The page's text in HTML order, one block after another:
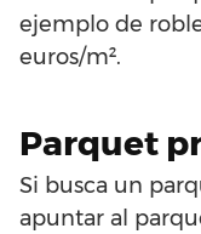
ejemplo de
euros/m².
Parquet
Si busca un
apuntar al